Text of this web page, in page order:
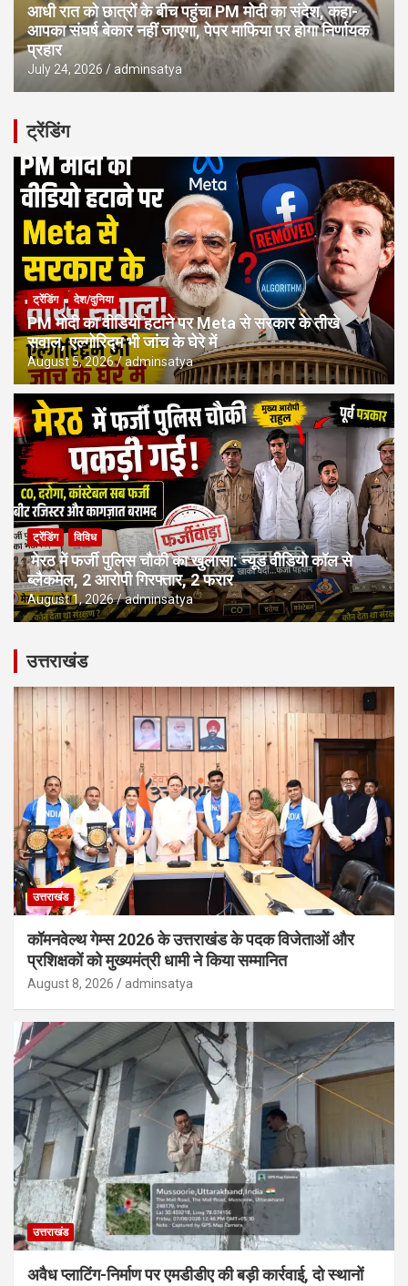
आधी रात को छात्रों के बीच पहुंचा PM मोदी का संदेश, कहा-
आपका संघर्ष बेकार नहीं जाएगा, पेपर माफिया पर होगा निर्णायक
प्रहार
July 24, 2026 adminsatya
ट्रेंडिंग
ट्रेंडिंग देश/दुनिया
PM मोदी का वीडियो हटाने पर Meta से सरकार के तीखे
सवाल, एल्गोरिद्म भी जांच के घेरे में
August 5, 2026 adminsatya
ट्रेंडिंग विविध
मेरठ में फर्जी पुलिस चौकी का खुलासा: न्यूड वीडियो कॉल से
ब्लैकमेल, 2 आरोपी गिरफ्तार, 2 फरार
August 1, 2026 adminsatya
उत्तराखंड
उत्तराखंड
कॉमनवेल्थ गेम्स 2026 के उत्तराखंड के पदक विजेताओं और
प्रशिक्षकों को मुख्यमंत्री धामी ने किया सम्मानित
August 8, 2026 adminsatya
उत्तराखंड
अवैध प्लाटिंग-निर्माण पर एमडीडीए की बड़ी कार्रवाई, दो स्थानों